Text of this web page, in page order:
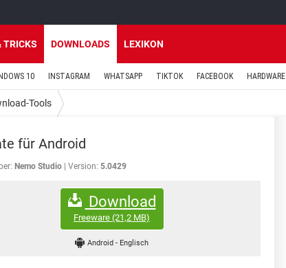
TRICKS DOWNLOADS LEXIKON
10 INSTAGRAM WHATSAPP TIKTOK FACEBOOK HARDWARE
Tools
für Android
Nemo Studio Version: 5.0429
Download
Freeware (21,2 MB)
Android - Englisch